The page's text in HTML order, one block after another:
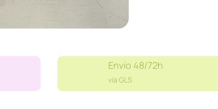
Envío 48/72h
vía GLS